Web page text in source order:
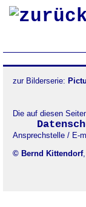
zur Bilderserie:
Die auf diesen
Ansprechstelle / E-
© Bernd Kittendorf